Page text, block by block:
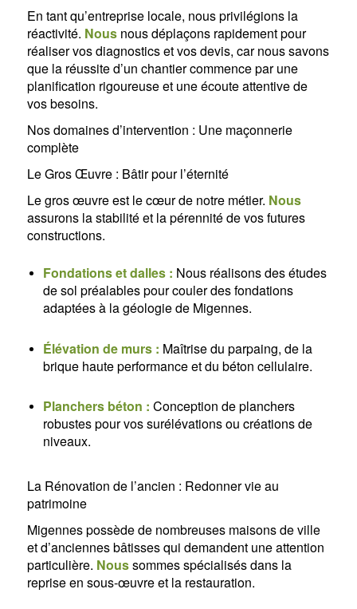
En tant qu’entreprise locale, nous privilégions la
réactivité. Nousnous déplaçons rapidement pour
réaliser vos diagnostics et vos devis, car nous savons
que la réussite d’un chantier commence par une
planification rigoureuse et une écoute attentive de
vos besoins.
Nos domaines d’intervention : Une maçonnerie
complète
Le Gros Œuvre : Bâtir pour l’éternité
Le gros œuvre est le cœur de notre métier. Nous
assurons la stabilité et la pérennité de vos futures
constructions.
Fondations et dalles : Nous réalisons des études
de sol préalables pour couler des fondations
adaptées à la géologie de Migennes.
Élévation de murs : Maîtrise du parpaing, de la
brique haute performance et du béton cellulaire.
Planchers béton : Conception de planchers
robustes pour vos surélévations ou créations de
niveaux.
La Rénovation de l’ancien : Redonner vie au
patrimoine
Migennes possède de nombreuses maisons de ville
et d’anciennes bâtisses qui demandent une attention
particulière. Noussommes spécialisés dans la
reprise en sous-œuvre et la restauration.